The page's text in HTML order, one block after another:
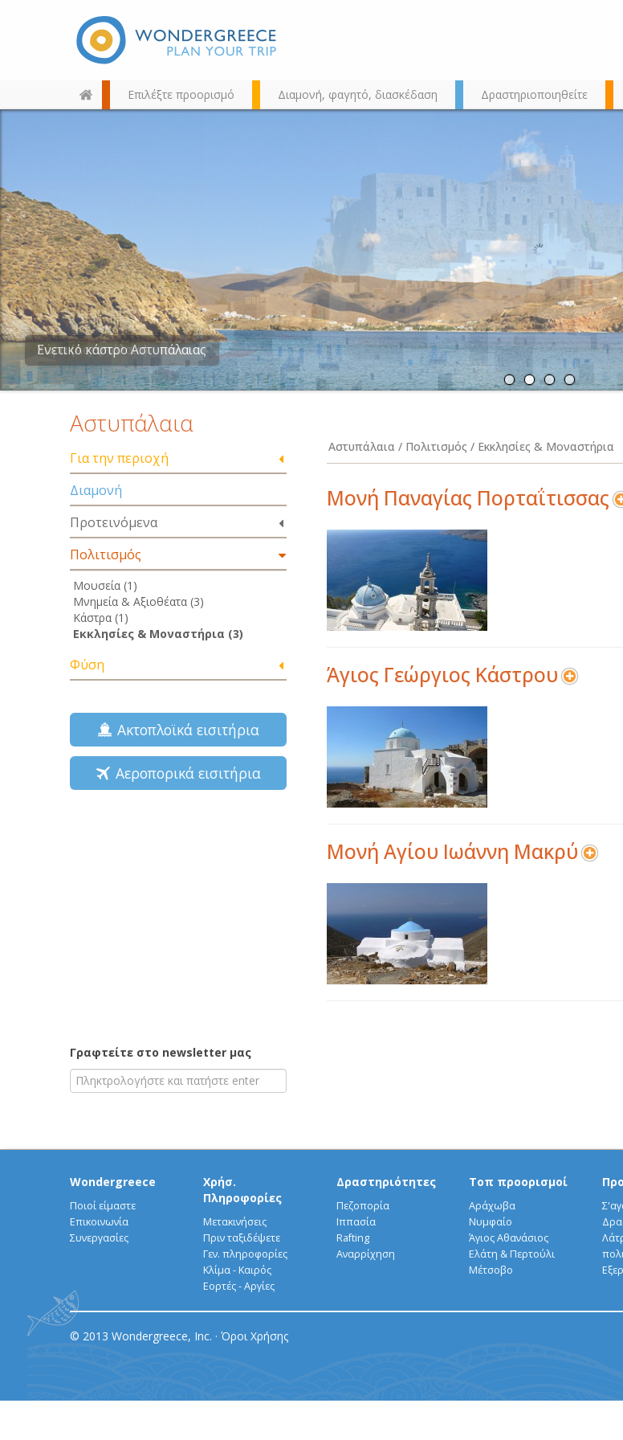
Επιλέξτε προορισμό Διαμονή, φαγητό, διασκέδαση Δραστηριοποιηθείτε
Διαλέξτε τον προορισμό σας
από τον χάρτη, την αναζήτηση
ή αλφαβητικά
Ενετικό κάστρο Αστυπάλαιας
Αστυπάλαια
Για την περιοχή
Διαμονή
Προτεινόμενα
Πολιτισμός
Μουσεία (1)
Μνημεία & Αξιοθέατα (3)
Κάστρα (1)
Εκκλησίες & Μοναστήρια (3)
Φύση
Ακτοπλοϊκά εισιτήρια
Αεροπορικά εισιτήρια
Γραφτείτε στο newsletter μας
Αστυπάλαια / Πολιτισμός / Εκκλησίες & Μοναστήρια
Μονή Παναγίας Πορταΐτισσας
Άγιος Γεώργιος Κάστρου
Μονή Αγίου Ιωάννη Μακρύ
Wondergreece
Ποιοί είμαστε
Επικοινωνία
Συνεργασίες
Χρήσ.
Πληροφορίες
Μετακινήσεις
Πριν ταξιδέψετε
Γεν. πληροφορίες
Κλίμα - Καιρός
Εορτές - Αργίες
Δραστηριότητες
Πεζοπορία
Ιππασία
Rafting
Αναρρίχηση
Τοπ προορισμοί
Αράχωβα
Νυμφαίο
Άγιος Αθανάσιος
Ελάτη & Περτούλι
Μέτσοβο
© 2013 Wondergreece, Inc. · Όροι Χρήσης